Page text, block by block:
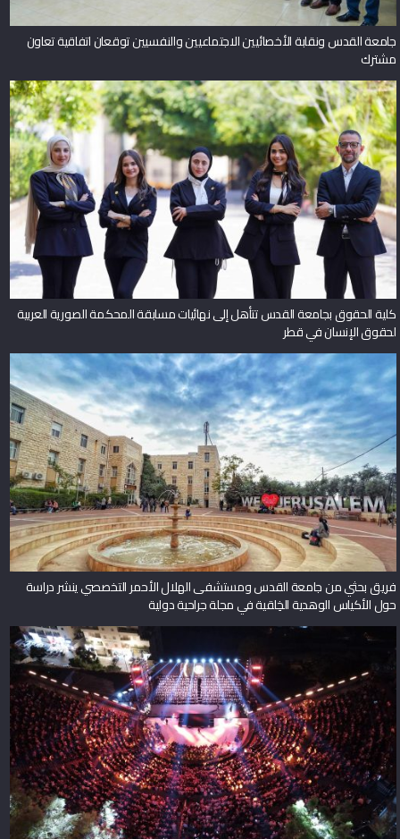
جامعة القدس ونقابة الأخصائيين الاجتماعيين والنفسيين توقعان اتفاقية تعاون
مشترك
كلية الحقوق بجامعة القدس تتأهل إلى نهائيات مسابقة المحكمة الصورية العربية
لحقوق الإنسان في قطر
فريق بحثي من جامعة القدس ومستشفى الهلال الأحمر التخصصي ينشر دراسة
حول الأكياس الوهدية الخِلقية في مجلة جراحية دولية